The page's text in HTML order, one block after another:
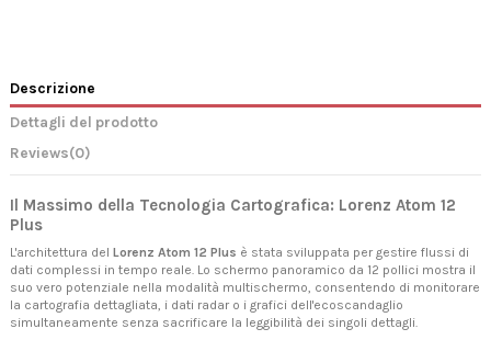
Descrizione
Dettagli del prodotto
Reviews(0)
Il Massimo della Tecnologia Cartografica: Lorenz Atom 12
Plus
L'architettura del Lorenz Atom 12 Plus è stata sviluppata per gestire flussi di
dati complessi in tempo reale. Lo schermo panoramico da 12 pollici mostra il
suo vero potenziale nella modalità multischermo, consentendo di monitorare
la cartografia dettagliata, i dati radar o i grafici dell'ecoscandaglio
simultaneamente senza sacrificare la leggibilità dei singoli dettagli.